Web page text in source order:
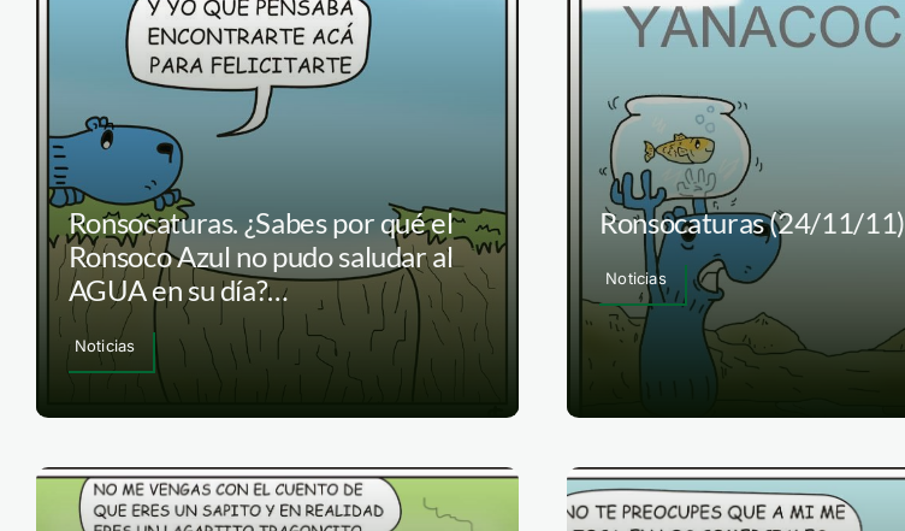
Ronsocaturas. ¿Sabes por qué el
Ronsoco Azul no pudo saludar al
AGUA en su día?…
Noticias
Ronsocaturas (24/11/11)
Noticias